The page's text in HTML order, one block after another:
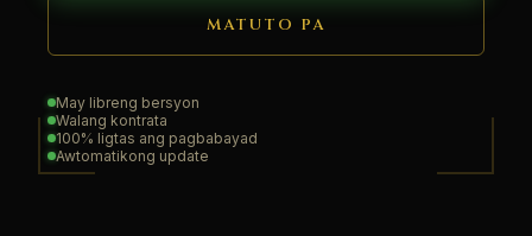
MATUTO PA
May libreng bersyon
Walang kontrata
100% ligtas ang pagbabayad
Awtomatikong update